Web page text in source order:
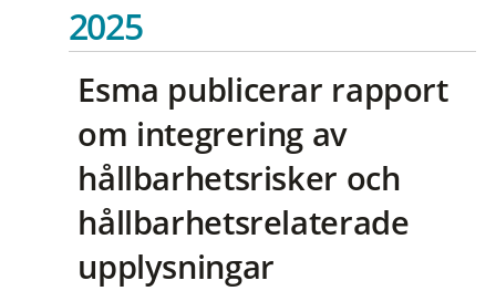
2025
Esma publicerar rapport
om integrering av
hållbarhetsrisker och
hållbarhetsrelaterade
upplysningar